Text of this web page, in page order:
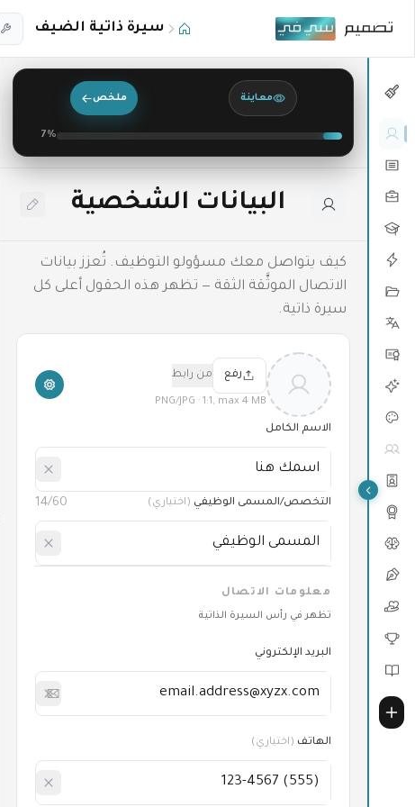
تخطي إلى المحتوى الرئيسي
سيرة ذاتية الضيف
معاينة ملخص
7%
البيانات الشخصية
كيف يتواصل معك مسؤولو التوظيف. تُعزز بيانات
الاتصال الموثَّقة الثقة — تظهر هذه الحقول أعلى كل
سيرة ذاتية.
رفع من رابط
PNG/JPG · 1:1, max 4 MB
الاسم الكامل
التخصص/المسمى الوظيفي (اختياري)
14/60
معلومات الاتصال
تظهر في رأس السيرة الذاتية
البريد الإلكتروني
الهاتف (اختياري)